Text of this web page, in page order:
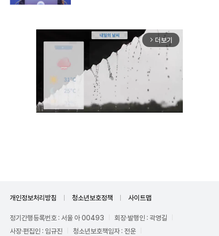
arrow_forward_ios 더보기
개인정보처리방침 청소년보호정책 사이트맵
정기간행등록번호 : 서울 아 00493
회장·발행인 : 곽영길
사장·편집인 : 임규진
청소년보호책임자 : 전운